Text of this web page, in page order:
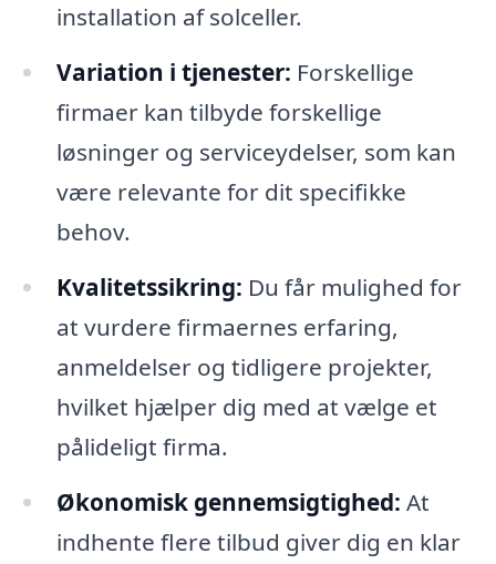
installation af solceller.
Variation i tjenester: Forskellige
firmaer kan tilbyde forskellige
løsninger og serviceydelser, som kan
være relevante for dit specifikke
behov.
Kvalitetssikring: Du får mulighed for
at vurdere firmaernes erfaring,
anmeldelser og tidligere projekter,
hvilket hjælper dig med at vælge et
pålideligt firma.
Økonomisk gennemsigtighed: At
indhente flere tilbud giver dig en klar